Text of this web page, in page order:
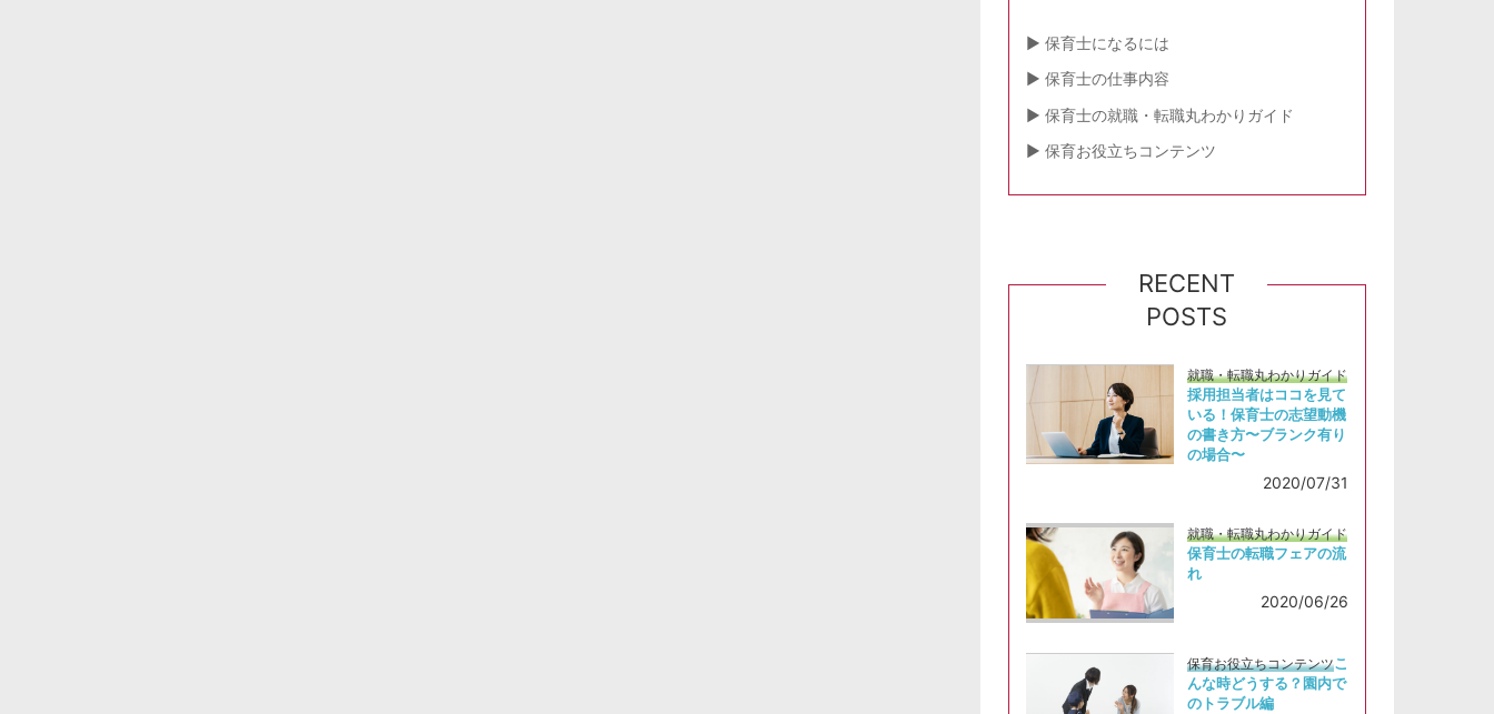
保育士になるには
保育士の仕事内容
保育士の就職・転職丸わかりガイド
保育お役立ちコンテンツ
RECENT
POSTS
就職・転職丸わかりガイド
採用担当者はココを見て
いる！保育士の志望動機
の書き方〜ブランク有り
の場合〜
2020/07/31
就職・転職丸わかりガイド
保育士の転職フェアの流
れ
2020/06/26
保育お役立ちコンテンツこ
んな時どうする？園内で
のトラブル編